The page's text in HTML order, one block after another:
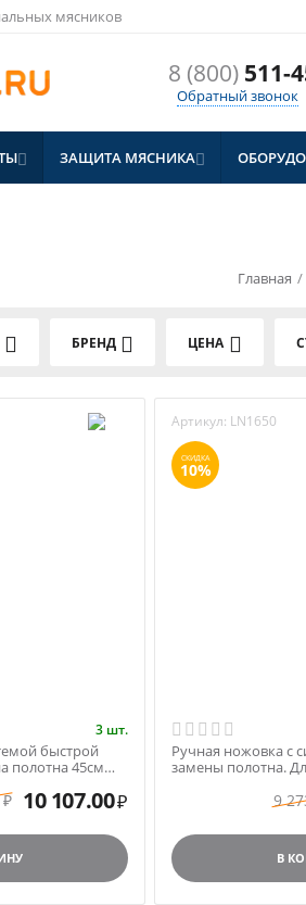
мясников
8 (800)511-
Обратный звонок
 ЗАЩИТА МЯСНИКА
Главная /
БРЕНД ЦЕНА
3 шт.
быстрой
полотна 45см
₽ 10 107.00₽
Артикул: LN1650
СКИДКА
10%
Ручная ножовка с
замены полотна.
9
В